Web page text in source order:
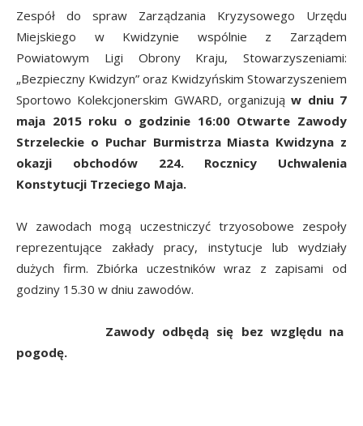
Zespół do spraw Zarządzania Kryzysowego Urzędu
Miejskiego w Kwidzynie wspólnie z Zarządem
Powiatowym Ligi Obrony Kraju, Stowarzyszeniami:
„Bezpieczny Kwidzyn” oraz Kwidzyńskim Stowarzyszeniem
Sportowo Kolekcjonerskim GWARD, organizująw dniu 7
maja 2015 roku o godzinie 16:00Otwarte Zawody
Strzeleckie o Puchar Burmistrza Miasta Kwidzyna z
okazji obchodów 224. Rocznicy Uchwalenia
Konstytucji Trzeciego Maja.
W zawodach mogą uczestniczyć trzyosobowe zespoły
reprezentujące zakłady pracy, instytucje lub wydziały
dużych firm. Zbiórka uczestników wraz z zapisami od
godziny 15.30 w dniu zawodów.
Zawody odbędą się bez względu na
pogodę.